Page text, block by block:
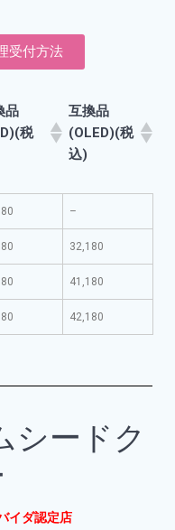
受付方法
品
税
互換品
(OLED)(税
込)
–
32,180
41,180
42,180
シードク
イダ認定店